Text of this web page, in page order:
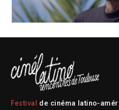
Festival
de cinéma latino-